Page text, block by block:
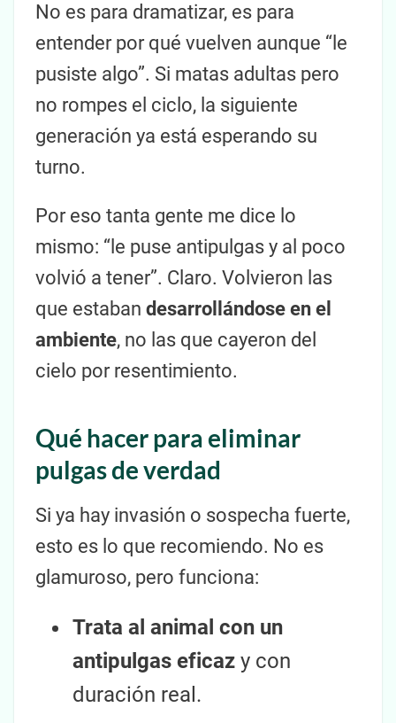
No es para dramatizar, es para
entender por qué vuelven aunque “le
pusiste algo”. Si matas adultas pero
no rompes el ciclo, la siguiente
generación ya está esperando su
turno.
Por eso tanta gente me dice lo
mismo: “le puse antipulgas y al poco
volvió a tener”. Claro. Volvieron las
que estaban desarrollándose en el
ambiente, no las que cayeron del
cielo por resentimiento.
Qué hacer para eliminar
pulgas de verdad
Si ya hay invasión o sospecha fuerte,
esto es lo que recomiendo. No es
glamuroso, pero funciona:
Trata al animal con un
antipulgas eficaz y con
duración real.